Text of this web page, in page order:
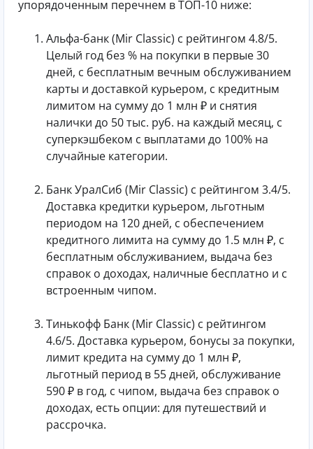
упорядоченным перечнем в ТОП-10 ниже:
Альфа-банк (Mir Classic) с рейтингом 4.8/5.
Целый год без % на покупки в первые 30
дней, с бесплатным вечным обслуживанием
карты и доставкой курьером, с кредитным
лимитом на сумму до 1 млн ₽ и снятия
налички до 50 тыс. руб. на каждый месяц, с
суперкэшбеком с выплатами до 100% на
случайные категории.
Банк УралСиб (Mir Classic) с рейтингом 3.4/5.
Доставка кредитки курьером, льготным
периодом на 120 дней, с обеспечением
кредитного лимита на сумму до 1.5 млн ₽, с
бесплатным обслуживанием, выдача без
справок о доходах, наличные бесплатно и с
встроенным чипом.
Тинькофф Банк (Mir Classic) с рейтингом
4.6/5. Доставка курьером, бонусы за покупки,
лимит кредита на сумму до 1 млн ₽,
льготный период в 55 дней, обслуживание
590 ₽ в год, с чипом, выдача без справок о
доходах, есть опции: для путешествий и
рассрочка.